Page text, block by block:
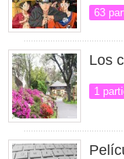
63
Los
1